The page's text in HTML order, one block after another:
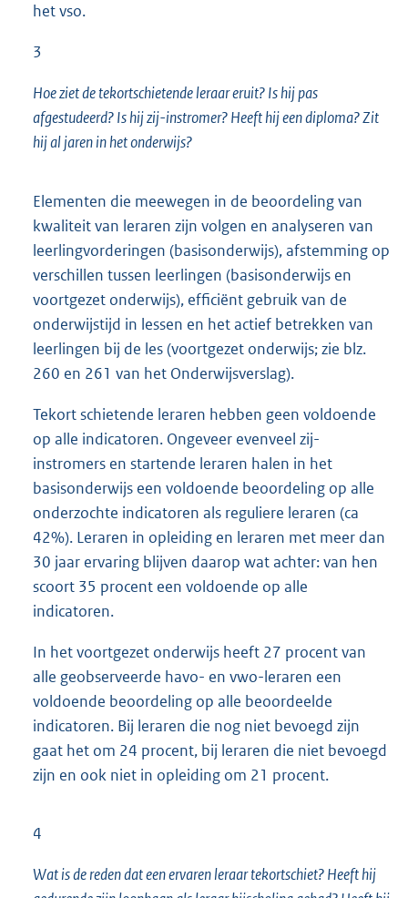
het vso.
3
Hoe ziet de tekortschietende leraar eruit? Is hij pas
afgestudeerd? Is hij zij-instromer? Heeft hij een diploma? Zit
hij al jaren in het onderwijs?
Elementen die meewegen in de beoordeling van
kwaliteit van leraren zijn volgen en analyseren van
leerlingvorderingen (basisonderwijs), afstemming op
verschillen tussen leerlingen (basisonderwijs en
voortgezet onderwijs), efficiënt gebruik van de
onderwijstijd in lessen en het actief betrekken van
leerlingen bij de les (voortgezet onderwijs; zie blz.
260 en 261 van het Onderwijsverslag).
Tekort schietende leraren hebben geen voldoende
op alle indicatoren. Ongeveer evenveel zij-
instromers en startende leraren halen in het
basisonderwijs een voldoende beoordeling op alle
onderzochte indicatoren als reguliere leraren (ca
42%). Leraren in opleiding en leraren met meer dan
30 jaar ervaring blijven daarop wat achter: van hen
scoort 35 procent een voldoende op alle
indicatoren.
In het voortgezet onderwijs heeft 27 procent van
alle geobserveerde havo- en vwo-leraren een
voldoende beoordeling op alle beoordeelde
indicatoren. Bij leraren die nog niet bevoegd zijn
gaat het om 24 procent, bij leraren die niet bevoegd
zijn en ook niet in opleiding om 21 procent.
4
Wat is de reden dat een ervaren leraar tekortschiet? Heeft hij